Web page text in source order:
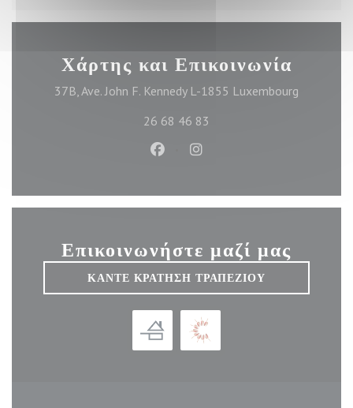
Χάρτης και Επικοινωνία
37B, Ave. John F. Kennedy L-1855 Luxembourg
26 68 46 83
Facebook ((ανοίγει σε νέο
Instagram ((ανοίγει σε
Επικοινωνήστε μαζί μας
ΚΆΝΤΕ ΚΡΆΤΗΣΗ ΤΡΑΠΕΖΙΟΎ